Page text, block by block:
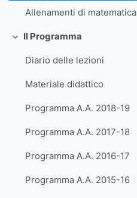
Allenamenti di matematica
Minimizza
Il Programma
Diario delle lezioni
Materiale didattico
Programma A.A. 2018-19
Programma A.A. 2017-18
Programma A.A. 2016-17
Programma A.A. 2015-16